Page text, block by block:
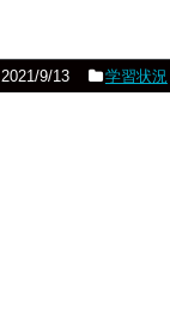
2021/9/13 学習状況